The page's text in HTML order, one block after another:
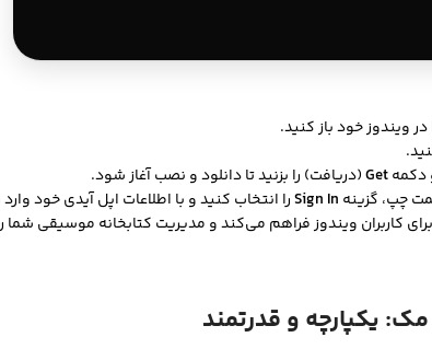
در ویندوز خود باز کنید.
Get(دریافت) را بزنید تا دانلود و نصب آغاز شود.
چپ، گزینه Sign Inرا انتخاب کنید و با اطلاعات اپل آیدی خود
کاربران ویندوز فراهم می‌کند و مدیریت کتابخانه موسیقی شما
یکپارچه و قدرتمند